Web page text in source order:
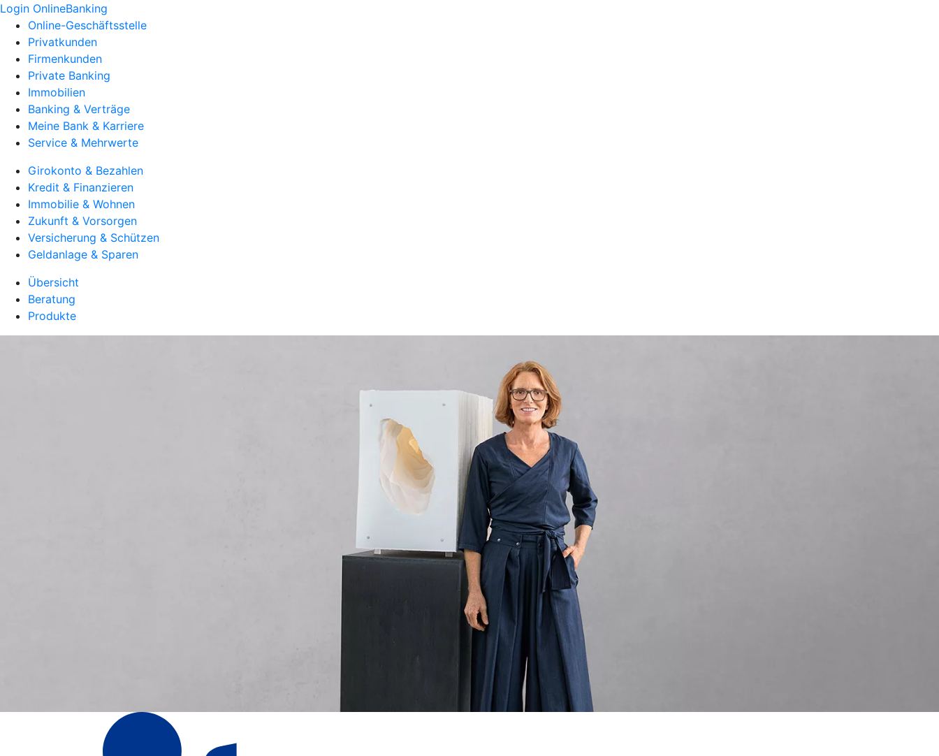
Login OnlineBanking
Online-Geschäftsstelle
Privatkunden
Firmenkunden
Private Banking
Immobilien
Banking & Verträge
Meine Bank & Karriere
Service & Mehrwerte
Girokonto & Bezahlen
Kredit & Finanzieren
Immobilie & Wohnen
Zukunft & Vorsorgen
Versicherung & Schützen
Geldanlage & Sparen
Übersicht
Beratung
Produkte